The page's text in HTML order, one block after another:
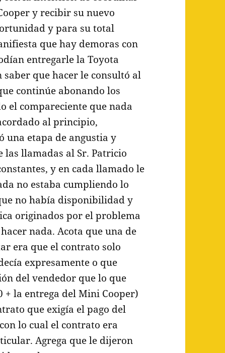
y recibir su nuevo
y para su total
que hay demoras con
entregarle la Toyota
que hacer le consultó al
continúe abonando los
el compareciente que nada
al principio,
etapa de angustia y
las llamadas al Sr. Patricio
y en cada llamado le
no estaba cumpliendo lo
no había disponibilidad y
originados por el problema
nada. Acota que una de
era que el contrato solo
expresamente o que
del vendedor que lo que
+ la entrega del Mini Cooper)
que exigía el pago del
lo cual el contrato era
Agrega que le dijeron